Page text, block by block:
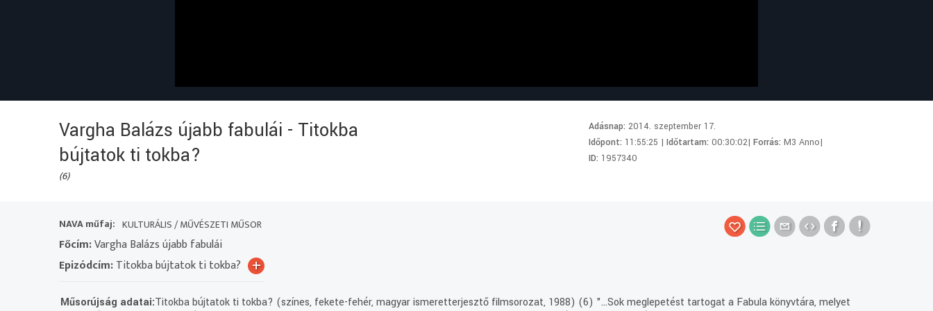
Vargha Balázs újabb fabulái - Titokba
bújtatok ti tokba?
(6)
Adásnap:2014. szeptember 17.
Időpont: 11:55:25 |Időtartam:00:30:02|Forrás:M3 Anno|
ID: 1957340
NAVA műfaj: KULTURÁLIS / MŰVÉSZETI MŰSOR
Főcím:Vargha Balázs újabb fabulái
Epizódcím:Titokba bújtatok ti tokba? +
Műsorújság adatai:Titokba bújtatok ti tokba? (színes, fekete-fehér, magyar ismeretterjesztő filmsorozat, 1988) (6) "...Sok meglepetést tartogat a Fabula könyvtára, melyet